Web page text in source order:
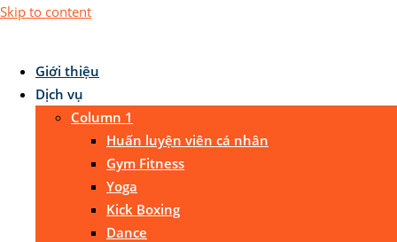
Skip to content
Giới thiệu
Dịch vụ
Column 1
Huấn luyện viên cá nhân
Gym Fitness
Yoga
Kick Boxing
Dance